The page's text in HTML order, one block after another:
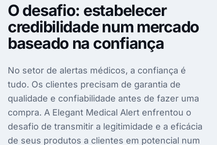
O desafio: estabelecer
credibilidade num mercado
baseado na confiança
No setor de alertas médicos, a confiança é
tudo. Os clientes precisam de garantia de
qualidade e confiabilidade antes de fazer uma
compra. A Elegant Medical Alert enfrentou o
desafio de transmitir a legitimidade e a eficácia
de seus produtos a clientes em potencial num